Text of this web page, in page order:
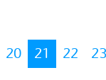
20 21 22 23